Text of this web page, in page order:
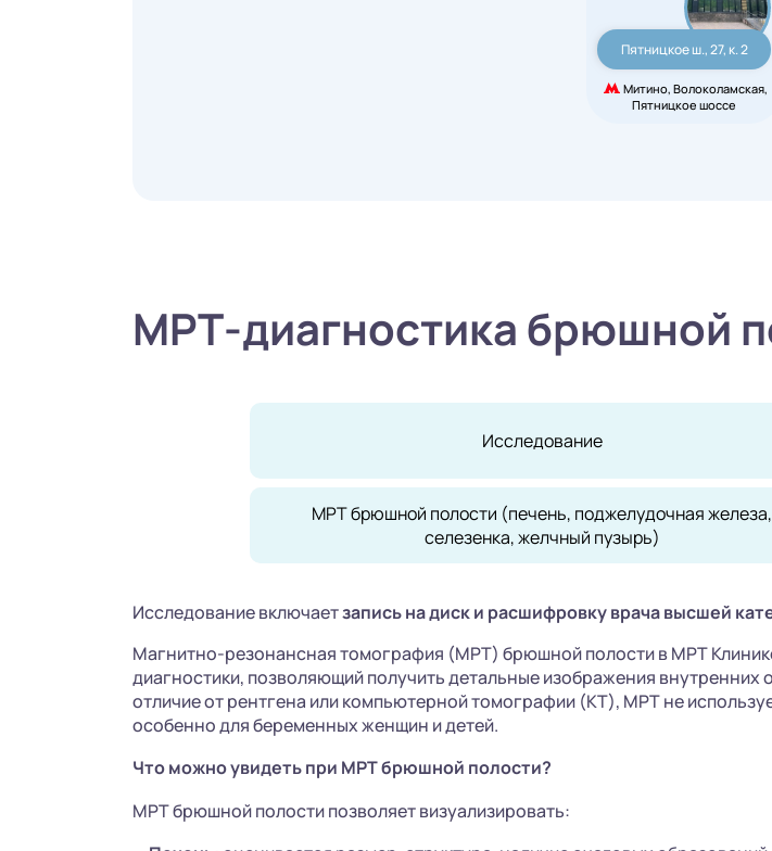
Пятницкое ш., 27, к. 2
Митино, Волоколамская,
Пятницкое шоссе
МРТ-диагностика брюшной
Исследование
МРТ брюшной полости (печень, поджелудочная железа,
селезенка, желчный пузырь)
Исследование включаетзапись на диски расшифровку врача высшей
Магнитно-резонансная томография (МРТ) брюшной полости в МРТ
диагностики, позволяющий получить детальные изображения
отличие от рентгена или компьютерной томографии (КТ), МРТ не
особенно для беременных женщин и детей.
Что можно увидеть при МРТ брюшной полости?
МРТ брюшной полости позволяет визуализировать: